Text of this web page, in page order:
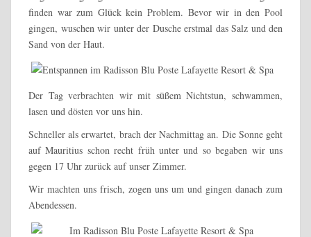
finden war zum Glück kein Problem. Bevor wir in den Pool
gingen, wuschen wir unter der Dusche erstmal das Salz und den
Sand von der Haut.
Der Tag verbrachten wir mit süßem Nichtstun, schwammen,
lasen und dösten vor uns hin.
Schneller als erwartet, brach der Nachmittag an. Die Sonne geht
auf Mauritius schon recht früh unter und so begaben wir uns
gegen 17 Uhr zurück auf unser Zimmer.
Wir machten uns frisch, zogen uns um und gingen danach zum
Abendessen.